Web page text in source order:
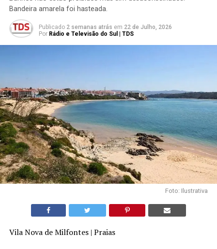
Bandeira amarela foi hasteada.
Publicado 2 semanas atrás em 22 de Julho, 2026
Por Rádio e Televisão do Sul | TDS
Foto: Ilustrativa
Vila Nova de Milfontes | Praias